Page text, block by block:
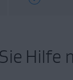
Hilfe